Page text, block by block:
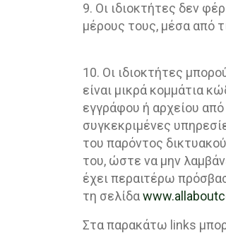
9. Οι ιδιοκτήτες δεν
μέρους τους, μέσα από
10. Οι ιδιοκτήτες
είναι μικρά κομμάτια
εγγράφου ή αρχείου
συγκεκριμένες
του παρόντος
του, ώστε να μην
έχει περαιτέρω
τη σελίδα
Στα παρακάτω links